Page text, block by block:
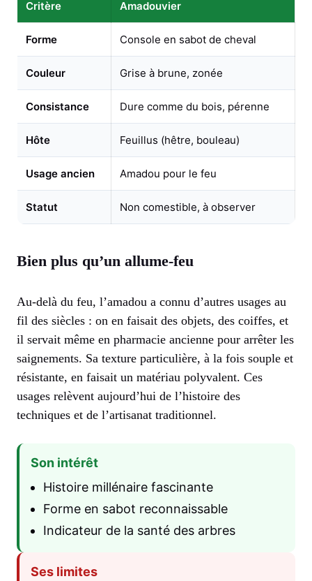
Critère Amadouvier
Forme Console en sabot de cheval
Couleur Grise à brune, zonée
Consistance Dure comme du bois, pérenne
Hôte Feuillus (hêtre, bouleau)
Usage ancien Amadou pour le feu
Statut Non comestible, à observer
Bien plus qu’un allume-feu
Au-delà du feu, l’amadou a connu d’autres usages au
fil des siècles : on en faisait des objets, des coiffes, et
il servait même en pharmacie ancienne pour arrêter les
saignements. Sa texture particulière, à la fois souple et
résistante, en faisait un matériau polyvalent. Ces
usages relèvent aujourd’hui de l’histoire des
techniques et de l’artisanat traditionnel.
Son intérêt
Histoire millénaire fascinante
Forme en sabot reconnaissable
Indicateur de la santé des arbres
Ses limites